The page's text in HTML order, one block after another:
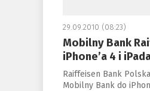
29.09.2010 (08:23)
Mobilny Bank
iPhone’a 4 i
Raiffeisen Bank
Mobilny Bank do